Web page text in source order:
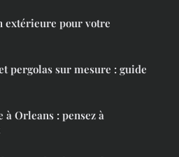
extérieure pour votre
pergolas sur mesure : guide
à Orleans : pensez à